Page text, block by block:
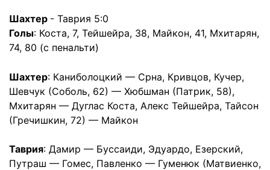
Шахтер - Таврия 5:0
Голы: Коста, 7, Тейшейра, 38, Майкон, 41, Мхитарян,
74, 80 (с пенальти)
Шахтер: Каниболоцкий — Срна, Кривцов, Кучер,
Шевчук (Соболь, 62) — Хюбшман (Патрик, 58),
Мхитарян — Дуглас Коста, Алекс Тейшейра, Тайсон
(Гречишкин, 72) — Майкон
Таврия: Дамир — Буссаиди, Эдуардо, Езерский,
Путраш — Гомес, Павленко — Гуменюк (Матвиенко,